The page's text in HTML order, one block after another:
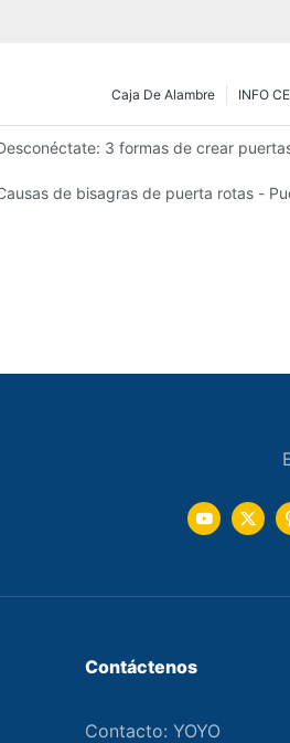
INFO
Caja De Alambre
el TB950 Magnum.
3 formas de crear
elevadas.
de bisagras de puerta rotas -
Contáctenos
Contacto: YOYO